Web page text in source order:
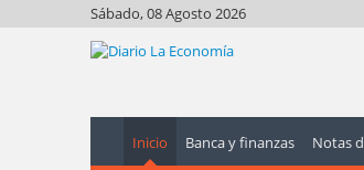
Sábado, 08 Agosto 2026
Inicio Banca y finanzas Notas